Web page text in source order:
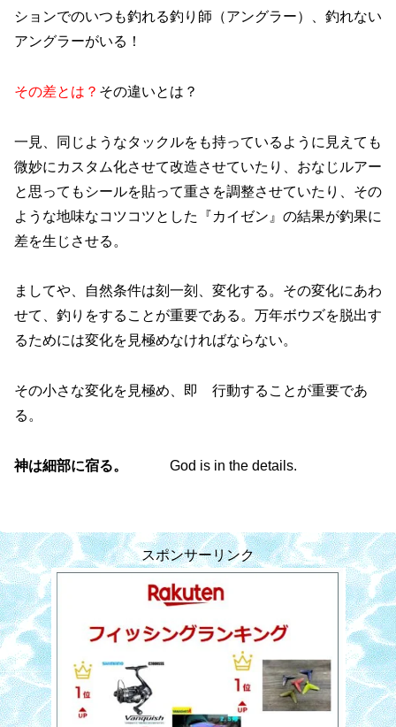
ションでのいつも釣れる釣り師（アングラー）、釣れない
アングラーがいる！
その差とは？ その違いとは？
一見、同じようなタックルをも持っているように見えても
微妙にカスタム化させて改造させていたり、おなじルアー
と思ってもシールを貼って重さを調整させていたり、その
ような地味なコツコツとした『カイゼン』の結果が釣果に
差を生じさせる。
ましてや、自然条件は刻一刻、変化する。その変化にあわ
せて、釣りをすることが重要である。万年ボウズを脱出す
るためには変化を見極めなければならない。
その小さな変化を見極め、即 行動することが重要であ
る。
神は細部に宿る。 God is in the details.
スポンサーリンク